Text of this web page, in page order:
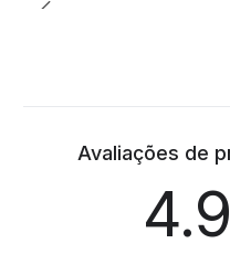
Avaliações de
4.9